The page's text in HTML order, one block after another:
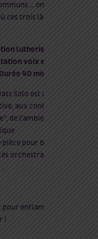
… on ne
ces trois là
lutherie,
voix et
40 min
Solo est une
aux confins
de l’ambient,
pour basse
orchestrales,
.
pour enflammer
!